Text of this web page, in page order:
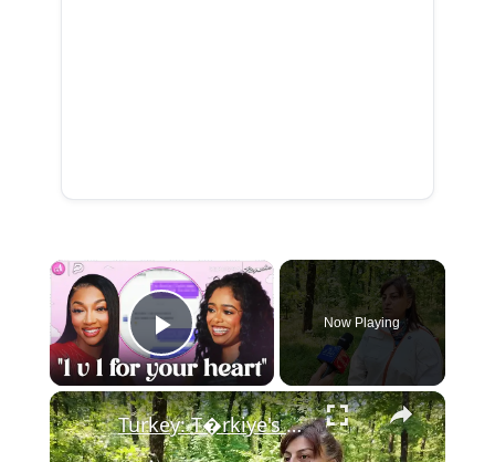
Play Video
Now Playing
Turkey: T�rkiye's distinctive oak honey eyes sweet success in global niches.